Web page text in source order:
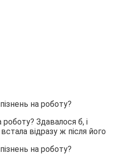
Здавалося б, і
відразу ж після його